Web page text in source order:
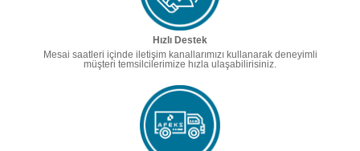
Hızlı Destek
Mesai saatleri içinde iletişim kanallarımızı kullanarak deneyimli
müşteri temsilcilerimize hızla ulaşabilirisiniz.